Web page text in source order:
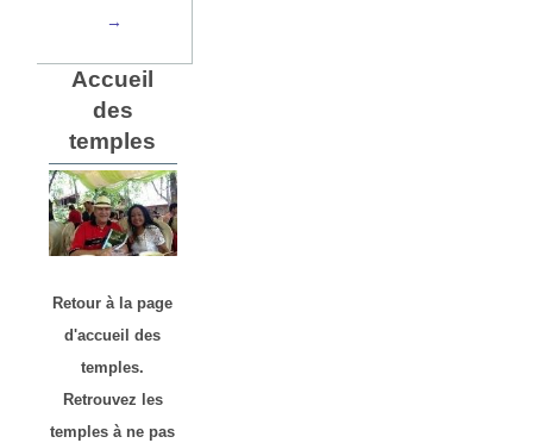
→
Accueil
des
temples
Retour à la page
d'accueil des
temples.
Retrouvez les
temples à ne pas